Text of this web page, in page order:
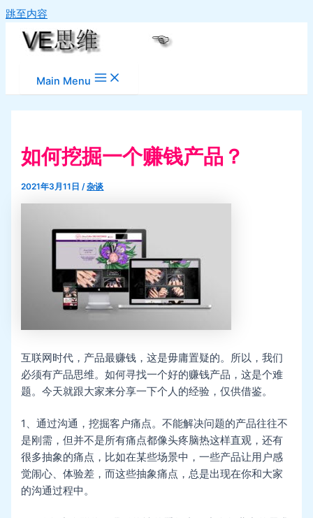
跳至内容
Main Menu
如何挖掘一个赚钱产品？
2021年3月11日/杂谈
互联网时代，产品最赚钱，这是毋庸置疑的。所以，我们
必须有产品思维。如何寻找一个好的赚钱产品，这是个难
题。今天就跟大家来分享一下个人的经验，仅供借鉴。
1、通过沟通，挖掘客户痛点。不能解决问题的产品往往不
是刚需，但并不是所有痛点都像头疼脑热这样直观，还有
很多抽象的痛点，比如在某些场景中，一些产品让用户感
觉闹心、体验差，而这些抽象痛点，总是出现在你和大家
的沟通过程中。